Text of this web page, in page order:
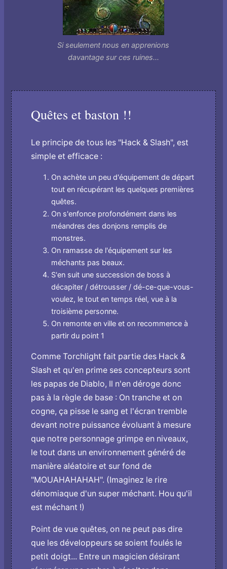
Si seulement nous en apprenions
davantage sur ces ruines...
Quêtes et baston !!
Le principe de tous les "Hack & Slash", est
simple et efficace :
On achète un peu d'équipement de départ
tout en récupérant les quelques premières
quêtes.
On s'enfonce profondément dans les
méandres des donjons remplis de
monstres.
On ramasse de l'équipement sur les
méchants pas beaux.
S'en suit une succession de boss à
décapiter / détrousser / dé-ce-que-vous-
voulez, le tout en temps réel, vue à la
troisième personne.
On remonte en ville et on recommence à
partir du point 1
Comme Torchlight fait partie des Hack &
Slash et qu'en prime ses concepteurs sont
les papas de Diablo, Il n'en déroge donc
pas à la règle de base : On tranche et on
cogne, ça pisse le sang et l'écran tremble
devant notre puissance évoluant à mesure
que notre personnage grimpe en niveaux,
le tout dans un environnement généré de
manière aléatoire et sur fond de
"MOUAHAHAHAH". (Imaginez le rire
dénomiaque d'un super méchant. Hou qu'il
est méchant !)
Point de vue quêtes, on ne peut pas dire
que les développeurs se soient foulés le
petit doigt... Entre un magicien désirant